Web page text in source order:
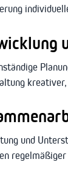
und